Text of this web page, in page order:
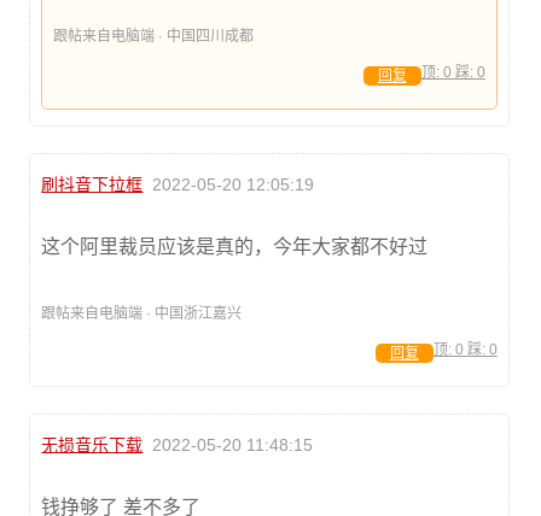
跟帖来自电脑端 · 中国四川成都
顶: 0 踩: 0
回复
刷抖音下拉框 2022-05-20 12:05:19
这个阿里裁员应该是真的，今年大家都不好过
跟帖来自电脑端 · 中国浙江嘉兴
顶: 0 踩: 0
回复
无损音乐下载 2022-05-20 11:48:15
钱挣够了 差不多了